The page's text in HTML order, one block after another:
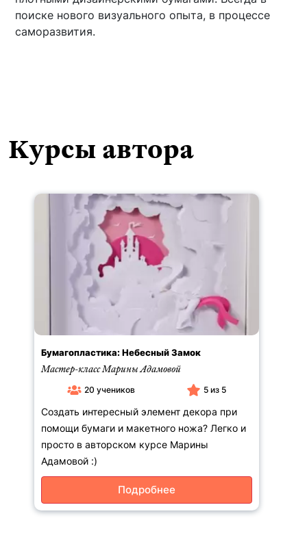
поиске нового визуального опыта, в процессе
саморазвития.
Курсы автора
Бумагопластика: Небесный Замок
Мастер-класс Марины Адамовой
20 учеников 5 из 5
Создать интересный элемент декора при
помощи бумаги и макетного ножа? Легко и
просто в авторском курсе Марины
Адамовой :)
Подробнее